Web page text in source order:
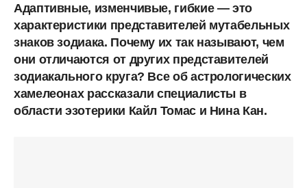
Адаптивные, изменчивые, гибкие — это
характеристики представителей мутабельных
знаков зодиака. Почему их так называют, чем
они отличаются от других представителей
зодиакального круга? Все об астрологических
хамелеонах рассказали специалисты в
области эзотерики Кайл Томас и Нина Кан.